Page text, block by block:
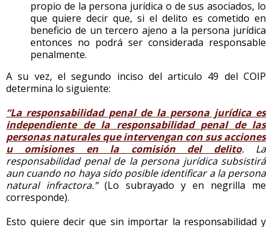
propio de la persona jurídica o de sus asociados, lo
que quiere decir que, si el delito es cometido en
beneficio de un tercero ajeno a la persona jurídica
entonces no podrá ser considerada responsable
penalmente.
A su vez, el segundo inciso del articulo 49 del COIP
determina lo siguiente:
“La responsabilidad penal de la persona jurídica es
independiente de la responsabilidad penal de las
personas naturales que intervengan con sus acciones
u omisiones en la comisión del delito. La
responsabilidad penal de la persona jurídica subsistirá
aun cuando no haya sido posible identificar a la persona
natural infractora.”(Lo subrayado y en negrilla me
corresponde).
Esto quiere decir que sin importar la responsabilidad y